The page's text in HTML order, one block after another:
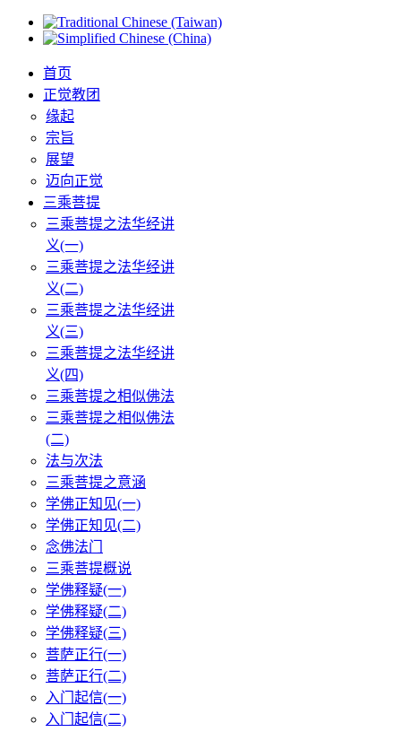
首页
正觉教团
缘起
宗旨
展望
迈向正觉
三乘菩提
三乘菩提之法华经讲
义(一)
三乘菩提之法华经讲
义(二)
三乘菩提之法华经讲
义(三)
三乘菩提之法华经讲
义(四)
三乘菩提之相似佛法
三乘菩提之相似佛法
(二)
法与次法
三乘菩提之意涵
学佛正知见(一)
学佛正知见(二)
念佛法门
三乘菩提概说
学佛释疑(一)
学佛释疑(二)
学佛释疑(三)
菩萨正行(一)
菩萨正行(二)
入门起信(一)
入门起信(二)